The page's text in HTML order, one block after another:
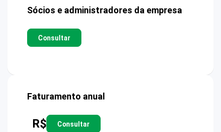
Sócios e administradores da empresa
Consultar
Faturamento anual
R$ Consultar